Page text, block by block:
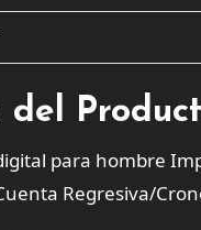
del
para hombre
Regresiva/